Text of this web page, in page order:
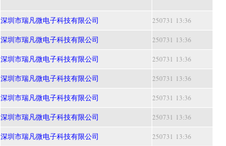
深圳市瑞凡微电子科技有限公司 250731 13:36
深圳市瑞凡微电子科技有限公司 250731 13:36
深圳市瑞凡微电子科技有限公司 250731 13:36
深圳市瑞凡微电子科技有限公司 250731 13:36
深圳市瑞凡微电子科技有限公司 250731 13:36
深圳市瑞凡微电子科技有限公司 250731 13:36
深圳市瑞凡微电子科技有限公司 250731 13:36